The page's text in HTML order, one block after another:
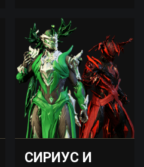
СИРИУС И